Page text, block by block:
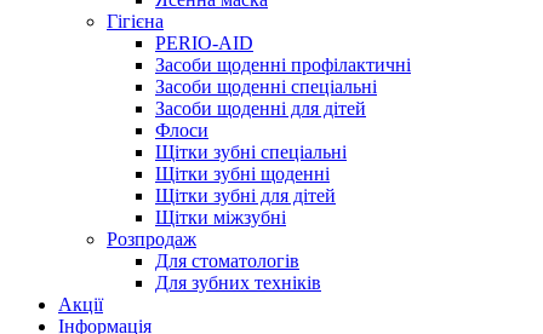
Гігієна
PERIO-AID
Засоби щоденні профілактичні
Засоби щоденні спеціальні
Засоби щоденні для дітей
Флоси
Щітки зубні спеціальні
Щітки зубні щоденні
Щітки зубні для дітей
Щітки міжзубні
Розпродаж
Для стоматологів
Для зубних техніків
Акції
Інформація